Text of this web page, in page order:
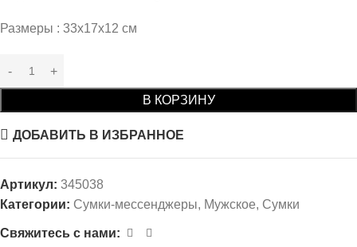
Размеры : 33х17х12 см
В КОРЗИНУ
ДОБАВИТЬ В ИЗБРАННОЕ
Артикул: 345038
Категории: Сумки-мессенджеры, Мужское, Сумки
Свяжитесь с нами: